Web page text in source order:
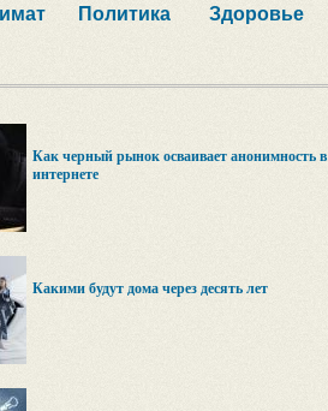
Политика Здоровье
Как черный рынок осваивает анонимность в
интернете
Какими будут дома через десять лет